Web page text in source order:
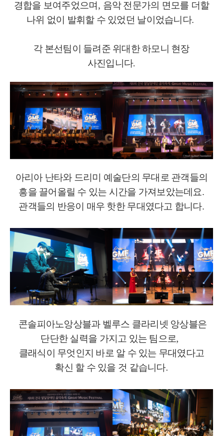
경합을 보여주었으며 , 음악 전문가의 면모를 더할
나위 없이 발휘할 수 있었던 날이었습니다.
각 본선팀이 들려준 위대한 하모니 현장
사진입니다.
아리아 난타와 드리미 예술단의 무대로 관객들의
흥을 끌어올릴 수 있는 시간을 가져보았는데요.
관객들의 반응이 매우 핫한 무대였다고 합니다.
콘솔피아노앙상블과 벨루스 클라리넷 앙상블은
단단한 실력을 가지고 있는 팀으로,
클래식이 무엇인지 바로 알 수 있는 무대였다고
확신 할 수 있을 것 같습니다.